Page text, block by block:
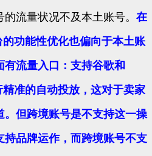
流量状况不及本土账号。 在
功能性优化也偏向于本土账
流量入口：支持谷歌和
准的自动投放，这对于卖家
。但跨境账号是不支持这一操
持品牌运作，而跨境账号不支